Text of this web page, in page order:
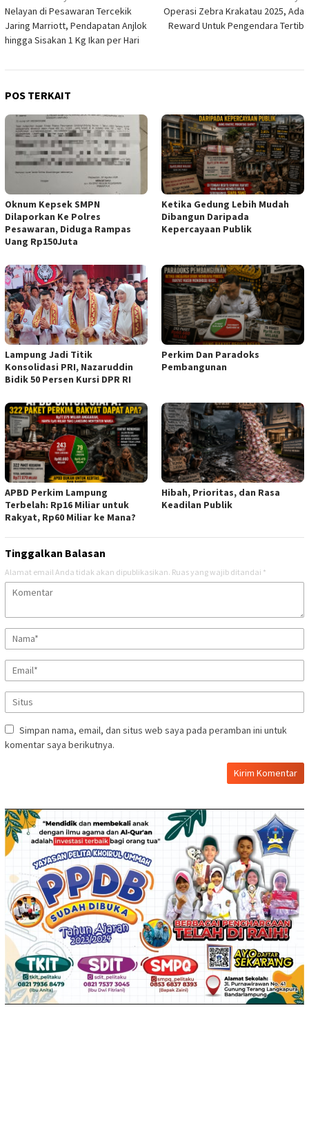
pos
Nelayan di Pesawaran Tercekik
Jaring Marriott, Pendapatan Anjlok
hingga Sisakan 1 Kg Ikan per Hari
Operasi Zebra Krakatau 2025, Ada
Reward Untuk Pengendara Tertib
POS TERKAIT
Oknum Kepsek SMPN
Dilaporkan Ke Polres
Pesawaran, Diduga Rampas
Uang Rp150Juta
Ketika Gedung Lebih Mudah
Dibangun Daripada
Kepercayaan Publik
Lampung Jadi Titik
Konsolidasi PRI, Nazaruddin
Bidik 50 Persen Kursi DPR RI
Perkim Dan Paradoks
Pembangunan
APBD Perkim Lampung
Terbelah: Rp16 Miliar untuk
Rakyat, Rp60 Miliar ke Mana?
Hibah, Prioritas, dan Rasa
Keadilan Publik
Tinggalkan Balasan
Alamat email Anda tidak akan dipublikasikan. Ruas yang wajib ditandai *
Simpan nama, email, dan situs web saya pada peramban ini untuk
komentar saya berikutnya.